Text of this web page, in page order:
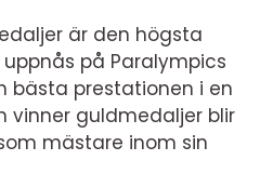
är den högsta
på Paralympics
bästa prestationen i en
vinner guldmedaljer blir
mästare inom sin